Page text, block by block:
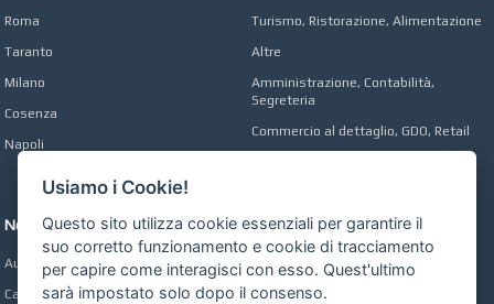
Roma
Taranto
Milano
Cosenza
Napoli
Turismo, Ristorazione, Alimentazione
Altre
Amministrazione, Contabilità,
Segreteria
Commercio al dettaglio, GDO, Retail
Network
Automobili Online
Case Online
Usiamo i Cookie!
Questo sito utilizza cookie essenziali per garantire il
suo corretto funzionamento e cookie di tracciamento
per capire come interagisci con esso. Quest'ultimo
sarà impostato solo dopo il consenso.